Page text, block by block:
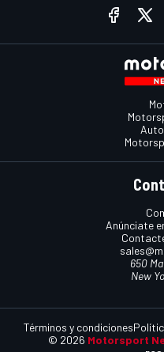
Anúnciate
650
New
© 2026 Motorsport
Términos y condiciones